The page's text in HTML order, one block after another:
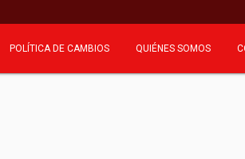
POLÍTICA DE CAMBIOS QUIÉNES SOMOS